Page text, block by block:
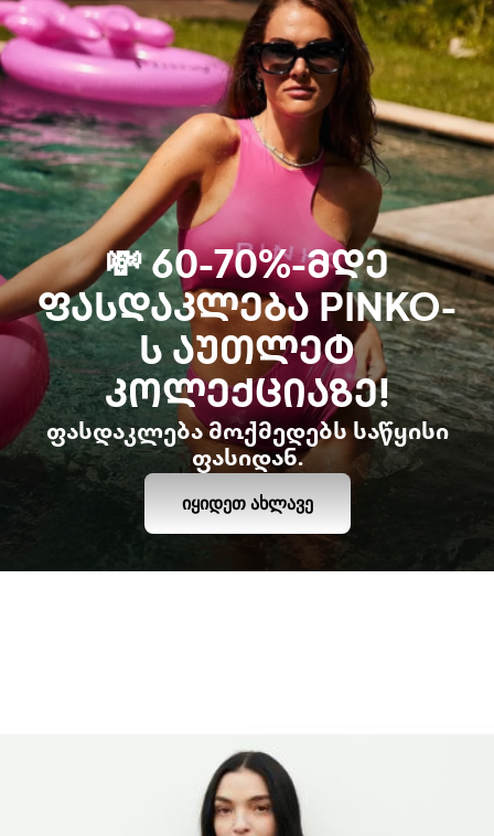
💸 60-70%-ᲛᲓᲔ
ᲤᲐᲡᲓᲐᲙᲚᲔᲑᲐ PINKO-
Ს ᲐᲣᲗᲚᲔᲢ
ᲙᲝᲚᲔᲥᲪᲘᲐᲖᲔ!
ფასდაკლება მოქმედებს საწყისი
ფასიდან.
ᲘᲧᲘᲓᲔᲗ ᲐᲮᲚᲐᲕᲔ